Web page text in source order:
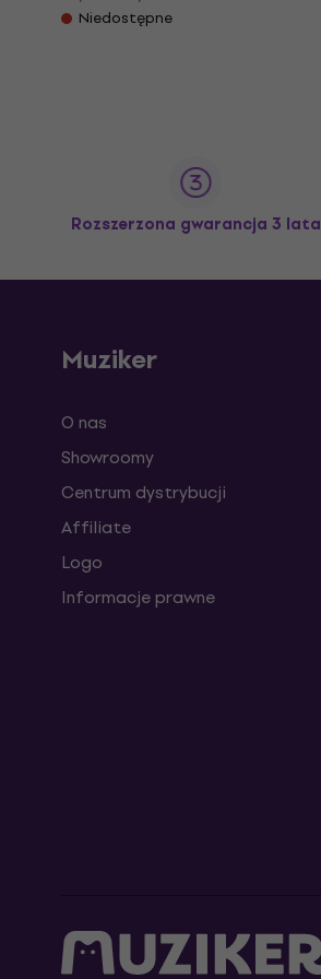
Niedostępne
Rozszerzona gwarancja 3 lata
Muziker
O nas
Showroomy
Centrum dystrybucji
Affiliate
Logo
Informacje prawne